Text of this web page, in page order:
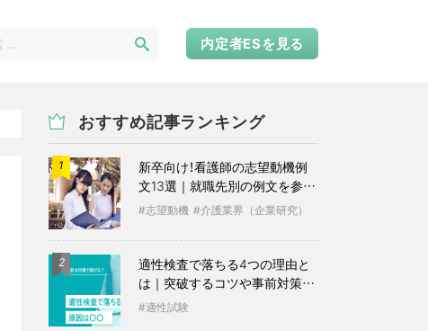
内定者ESを見る
おすすめ記事ランキング
1
新卒向け！看護師の志望動機例
文13選｜就職先別の例文を参考
に志望動機 介護業界（企業研究）
2
適性検査で落ちる4つの理由と
は｜突破するコツや事前対策も
紹介
適性試験